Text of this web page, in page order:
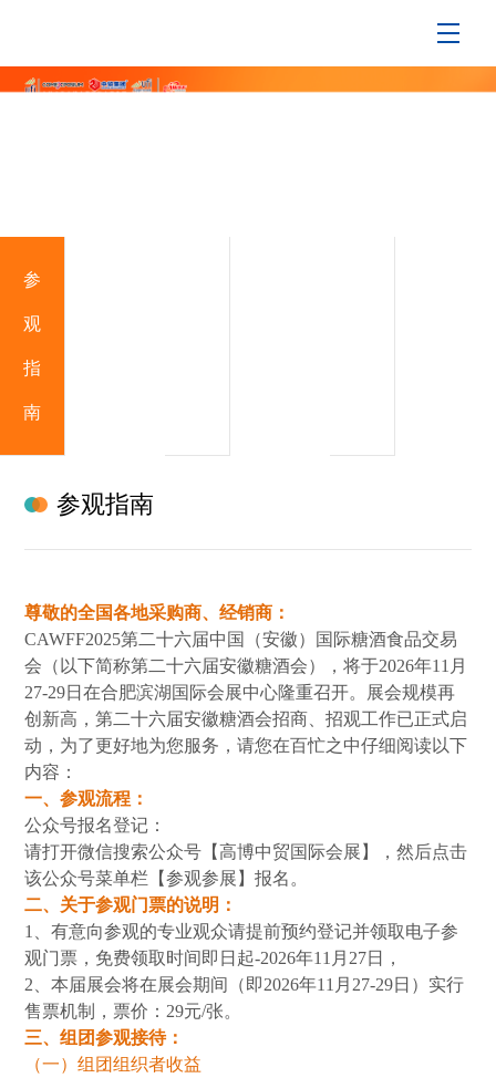
参
观
指
南
参观指南
尊敬的全国各地采购商、经销商：
CAWFF2025第二十六届中国（安徽）国际糖酒食品交易
会（以下简称第二十六届安徽糖酒会），将于2026年11月
27-29日在合肥滨湖国际会展中心隆重召开。展会规模再
创新高，第二十六届安徽糖酒会招商、招观工作已正式启
动，为了更好地为您服务，请您在百忙之中仔细阅读以下
内容：
一、参观流程：
公众号报名登记：
请打开微信搜索公众号【高博中贸国际会展】，然后点击
该公众号菜单栏【参观参展】报名。
二、关于参观门票的说明：
1、有意向参观的专业观众请提前预约登记并领取电子参
观门票，免费领取时间即日起-2026年11月27日，
2、本届展会将在展会期间（即2026年11 月27-29日 ）实行
售票机制，票价：29元/张。
三、组团参观接待：
（一）组团组织者收益